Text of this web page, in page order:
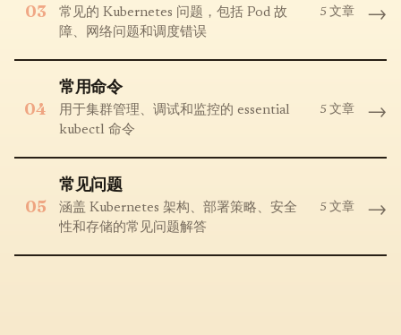
03
常见的 Kubernetes 问题，包括 Pod 故
障、网络问题和调度错误
5 文章 →
04
常用命令
用于集群管理、调试和监控的 essential
kubectl 命令
5 文章 →
05
常见问题
涵盖 Kubernetes 架构、部署策略、安全
性和存储的常见问题解答
5 文章 →